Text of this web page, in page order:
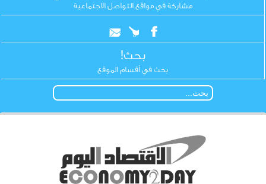
مشاركة في مواقع التواصل الاجتماعية
بحث!
بحث في أقسام الموقع